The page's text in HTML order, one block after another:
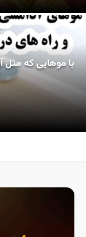
با موهایی که